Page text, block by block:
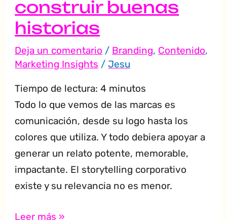
construir buenas
historias
Deja un comentario / Branding, Contenido,
Marketing Insights /Jesu
Tiempo de lectura: 4 minutos
Todo lo que vemos de las marcas es
comunicación, desde su logo hasta los
colores que utiliza. Y todo debiera apoyar a
generar un relato potente, memorable,
impactante. El storytelling corporativo
existe y su relevancia no es menor.
Leer más »